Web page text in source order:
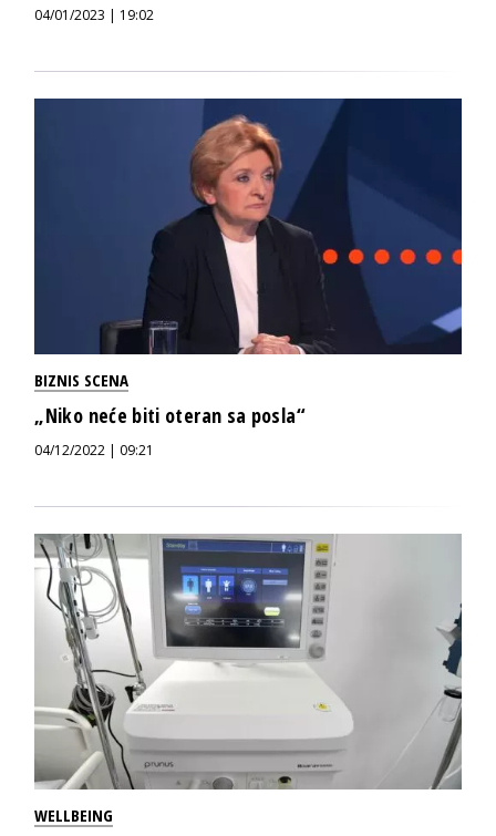
04/01/2023 | 19:02
BIZNIS SCENA
„Niko neće biti oteran sa posla“
04/12/2022 | 09:21
WELLBEING